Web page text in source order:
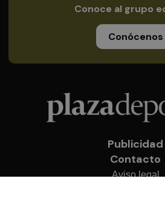
Conoce al grupo
Conócenos
Publicidad
Contacto
Aviso legal